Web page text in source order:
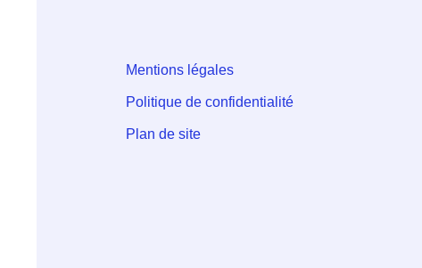
Mentions légales
Politique de confidentialité
Plan de site